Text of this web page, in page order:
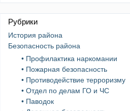
Рубрики
История района
Безопасность района
• Профилактика наркомании
• Пожарная безопасность
• Противодействие терроризму
• Отдел по делам ГО и ЧС
• Паводок